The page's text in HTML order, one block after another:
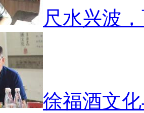
尺水兴波
徐福酒文